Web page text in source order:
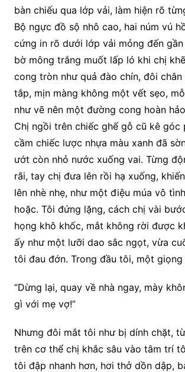
bàn chiếu qua lớp vải, làm hiện rõ
Bộ ngực đồ sộ nhô cao, hai núm vú
cứng in rõ dưới lớp vải mỏng đến
bờ mông trắng muốt lấp ló khi chị
cong tròn như quả đào chín, đôi
tắp, mịn màng không một vết sẹo,
như vẽ nên một đường cong hoàn
Chị ngồi trên chiếc ghế gỗ cũ kê góc
cầm chiếc lược nhựa màu xanh đã
ướt còn nhỏ nước xuống vai. Từng
rãi, tay chị đưa lên rồi hạ xuống,
lên nhè nhẹ, như một điệu múa vô
hoặc. Tôi đứng lặng, cách chị vài
họng khô khốc, mắt không rời được
ấy như một lưỡi dao sắc ngọt, vừa
tôi đau đớn. Trong đầu tôi, một giọng
“Dừng lại, quay về nhà ngay, mày
gì với mẹ vợ!”
Nhưng đôi mắt tôi như bị dính chặt,
trên cơ thể chị khắc sâu vào tâm trí
tôi đập nhanh hơn, hơi thở dồn dập,